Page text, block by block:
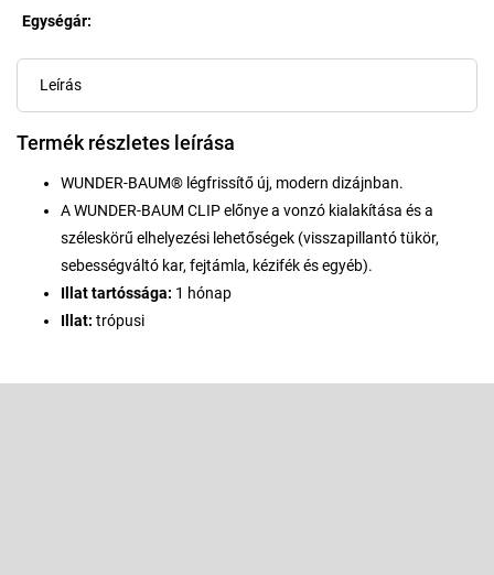
Egységár:
Leírás
Termék részletes leírása
WUNDER-BAUM® légfrissítő új, modern dizájnban.
A WUNDER-BAUM CLIP előnye a vonzó kialakítása és a
széleskörű elhelyezési lehetőségek (visszapillantó tükör,
sebességváltó kar, fejtámla, kézifék és egyéb).
Illat tartóssága: 1 hónap
Illat: trópusi